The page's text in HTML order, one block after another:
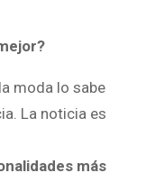
moda lo sabe
La noticia es
más